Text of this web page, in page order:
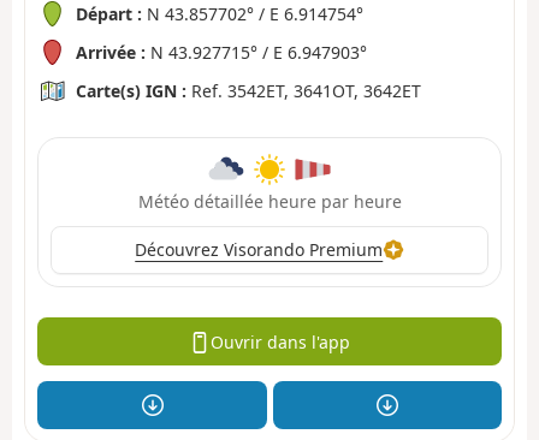
Départ : N 43.857702° / E 6.914754°
Arrivée : N 43.927715° / E 6.947903°
Carte(s) IGN : Ref. 3542ET, 3641OT, 3642ET
Météo détaillée heure par heure
Découvrez Visorando Premium
Ouvrir dans l'app